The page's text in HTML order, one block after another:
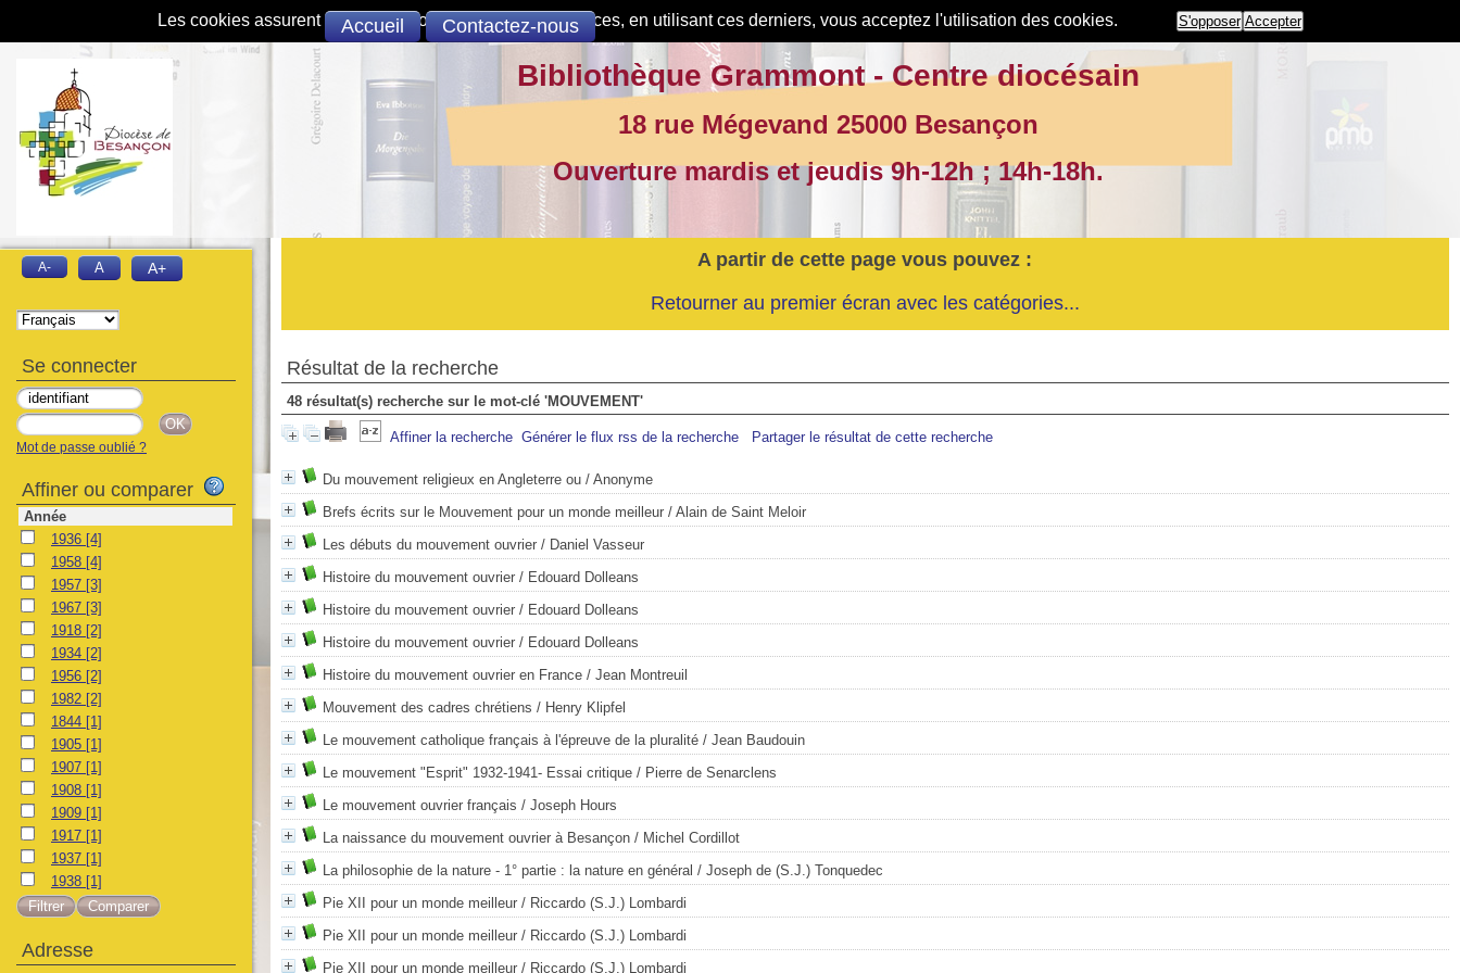
Les cookies assurent le bon fonctionnement de nos services, en utilisant ces derniers, vous acceptez l'utilisation des cookies. S'opposer Accepter
Accueil Contactez-nous
A partir de cette page vous pouvez :
Retourner au premier écran avec les catégories...
Résultat de la recherche
48 résultat(s) recherche sur le mot-clé 'MOUVEMENT'
Affiner la recherche Générer le flux rss de la recherche Partager le résultat de cette recherche
Du mouvement religieux en Angleterre ou/ Anonyme
Brefs écrits sur le Mouvement pour un monde meilleur/ Alain de Saint Meloir
Les débuts du mouvement ouvrier/ Daniel Vasseur
Histoire du mouvement ouvrier/ Edouard Dolleans
Histoire du mouvement ouvrier/ Edouard Dolleans
Histoire du mouvement ouvrier/ Edouard Dolleans
Histoire du mouvement ouvrier en France/ Jean Montreuil
Mouvement des cadres chrétiens / Henry Klipfel
Le mouvement catholique français à l'épreuve de la pluralité/ Jean Baudouin
Le mouvement "Esprit" 1932-1941- Essai critique/ Pierre de Senarclens
Le mouvement ouvrier français / Joseph Hours
La naissance du mouvement ouvrier à Besançon/ Michel Cordillot
La philosophie de la nature - 1° partie : la nature en général / Joseph de (S.J.) Tonquedec
Pie XII pour un monde meilleur/ Riccardo (S.J.) Lombardi
Pie XII pour un monde meilleur/ Riccardo (S.J.) Lombardi
Pie XII pour un monde meilleur/ Riccardo (S.J.) Lombardi
Bibliothèque Grammont - Centre diocésain
18 rue Mégevand 25000 Besançon
Ouverture mardis et jeudis 9h-12h ; 14h-18h.
A- A A+
Se connecter
Mot de passe oublié ?
Affiner ou comparer
Année
1936 [4]
1958 [4]
1957 [3]
1967 [3]
1918 [2]
1934 [2]
1956 [2]
1982 [2]
1844 [1]
1905 [1]
1907 [1]
1908 [1]
1909 [1]
1917 [1]
1937 [1]
1938 [1]
Adresse